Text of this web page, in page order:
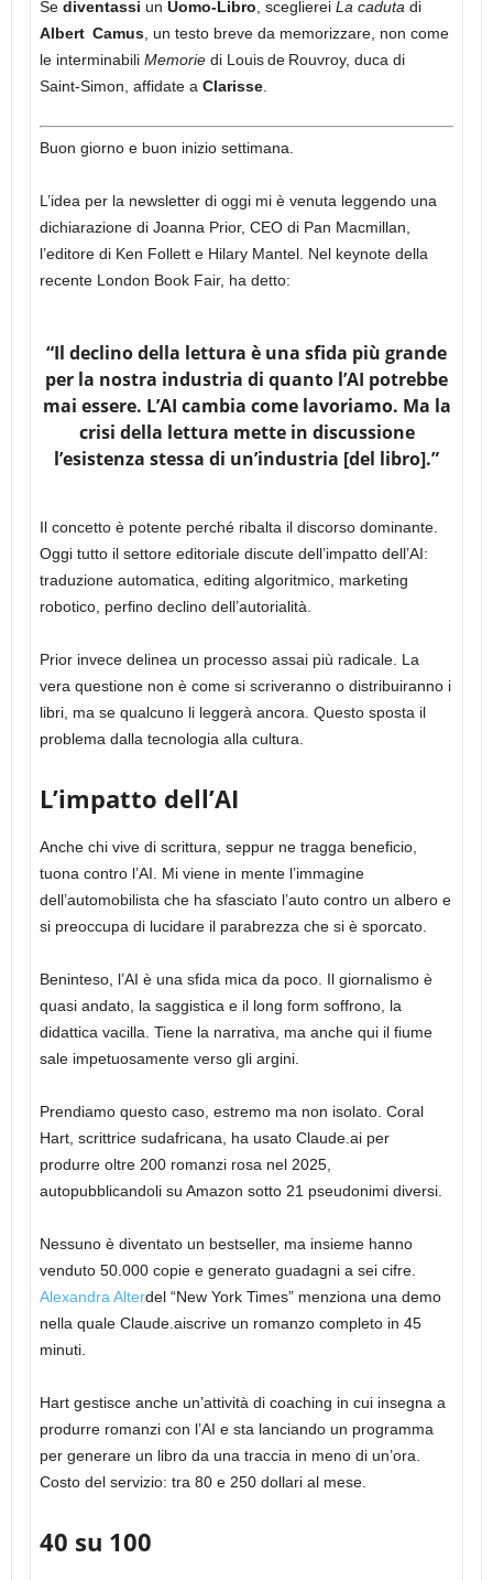
Se diventassi un Uomo‑Libro , sceglierei La caduta di
Albert Camus , un testo breve da memorizzare, non come
le interminabili Memorie di Louis de Rouvroy, duca di
Saint‑Simon, affidate a Clarisse
Buon giorno e buon inizio settimana.
L’idea per la newsletter di oggi mi è venuta leggendo una
dichiarazione di Joanna Prior, CEO di Pan Macmillan,
l’editore di Ken Follett e Hilary Mantel. Nel keynote della
recente London Book Fair, ha detto:
“Il declino della lettura è una sfida più grande
per la nostra industria di quanto l’AI potrebbe
mai essere. L’AI cambia come lavoriamo. Ma la
crisi della lettura mette in discussione
l’esistenza stessa di un’industria [del libro].”
Il concetto è potente perché ribalta il discorso dominante.
Oggi tutto il settore editoriale discute dell’impatto dell’AI:
traduzione automatica, editing algoritmico, marketing
robotico, perfino declino dell’autorialità.
Prior invece delinea un processo assai più radicale. La
vera questione non è come si scriveranno o distribuiranno i
libri, ma se qualcuno li leggerà ancora. Questo sposta il
problema dalla tecnologia alla cultura.
L’impatto dell’AI
Anche chi vive di scrittura, seppur ne tragga beneficio,
tuona contro l’AI. Mi viene in mente l’immagine
dell’automobilista che ha sfasciato l’auto contro un albero e
si preoccupa di lucidare il parabrezza che si è sporcato.
Beninteso, l’AI è una sfida mica da poco. Il giornalismo è
quasi andato, la saggistica e il long form soffrono, la
didattica vacilla. Tiene la narrativa, ma anche qui il fiume
sale impetuosamente verso gli argini.
Prendiamo questo caso, estremo ma non isolato. Coral
Hart, scrittrice sudafricana, ha usato Claude.ai per
produrre oltre 200 romanzi rosa nel 2025,
autopubblicandoli su Amazon sotto 21 pseudonimi diversi.
Nessuno è diventato un bestseller, ma insieme hanno
venduto 50.000 copie e generato guadagni a sei cifre.
Alexandra Alterdel “New York Times” menziona una demo
nella quale Claude.aiscrive un romanzo completo in 45
minuti.
Hart gestisce anche un’attività di coaching in cui insegna a
produrre romanzi con l’AI e sta lanciando un programma
per generare un libro da una traccia in meno di un’ora.
Costo del servizio: tra 80 e 250 dollari al mese.
40 su 100